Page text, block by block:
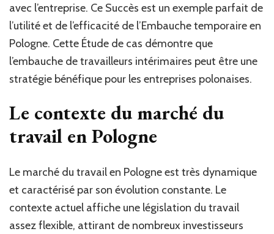
avec l’entreprise. Ce Succès est un exemple parfait de
l’utilité et de l’efficacité de l’Embauche temporaire en
Pologne. Cette Étude de cas démontre que
l’embauche de travailleurs intérimaires peut être une
stratégie bénéfique pour les entreprises polonaises.
Le contexte du marché du
travail en Pologne
Le marché du travail en Pologne est très dynamique
et caractérisé par son évolution constante. Le
contexte actuel affiche une législation du travail
assez flexible, attirant de nombreux investisseurs